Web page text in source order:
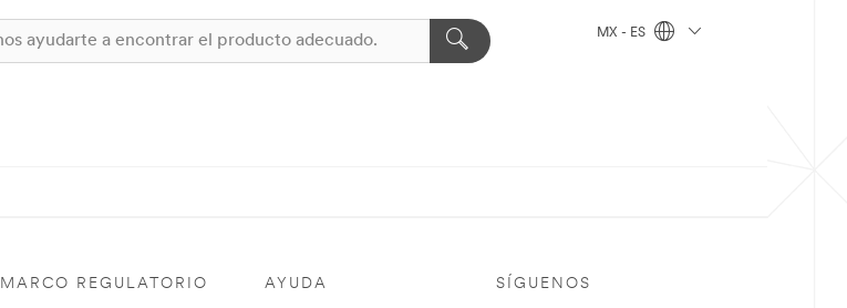
MX - ES
MARCO REGULATORIO AYUDA SÍGUENOS